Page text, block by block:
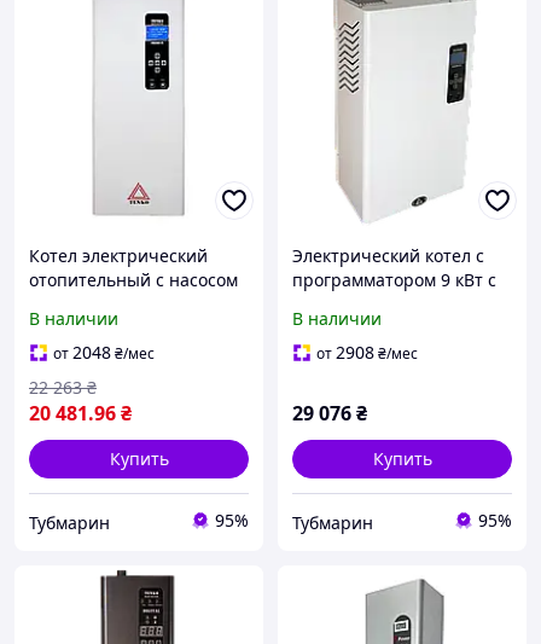
Котел электрический
отопительный с насосом
В ПКЕ, настенный
электрокотел в дом
В наличии
от2048₴/мес
20 481.96₴
22 263 ₴
Купить
Тубмарин 95%
Электрический котел с
программатором 9 кВт с
Премиум плюс 380 В
ППКЕ, электрокотел
В наличии
от2908₴/мес
29 076₴
Купить
Тубмарин 95%